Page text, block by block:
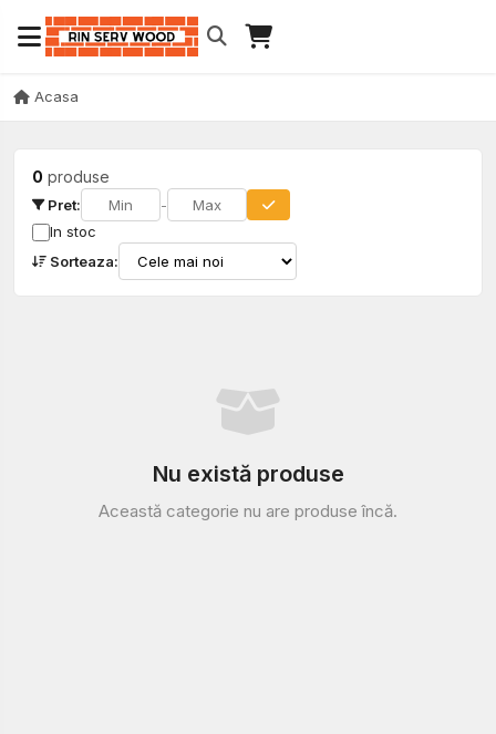
Acasa
0 produse
Pret:
-
In stoc
Sorteaza:
Nu există produse
Această categorie nu are produse încă.